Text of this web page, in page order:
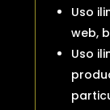
Uso
web,
Uso